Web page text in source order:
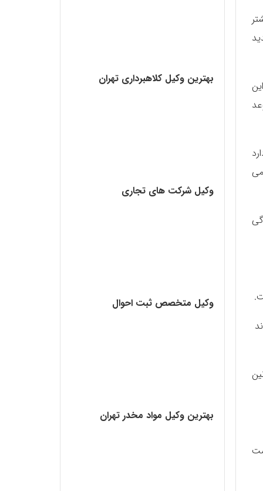
بهترین وکیل کلاهبرداری تهران
وکیل شرکت های تجاری
وکیل متخصص ثبت احوال
بهترین وکیل مواد مخدر تهران